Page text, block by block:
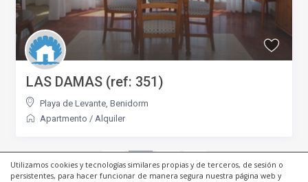
Utilizamos cookies y tecnologías similares propias y de terceros, de sesión o
persistentes, para hacer funcionar de manera segura nuestra página web y
LAS DAMAS (ref: 351)
Playa de Levante ,Benidorm
Apartmento / Alquiler
1 2